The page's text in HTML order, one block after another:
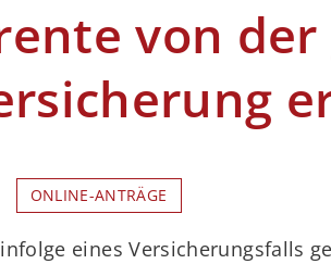
von
ONLINE-ANTRÄGE
eines Versicherungsfalls